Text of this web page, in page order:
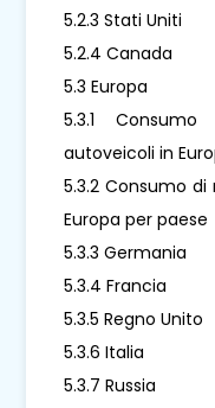
5.2.3 Stati Uniti
5.2.4 Canada
5.3 Europa
5.3.1
autoveicoli in
5.3.2 Consumo
Europa per paese
5.3.3 Germania
5.3.4 Francia
5.3.5 Regno Unito
5.3.6 Italia
5.3.7 Russia